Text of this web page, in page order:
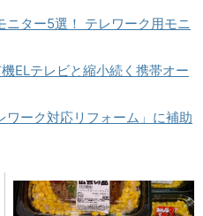
ター5選！ テレワーク用モニ
ELテレビと縮小続く携帯オー
ーク対応リフォーム」に補助